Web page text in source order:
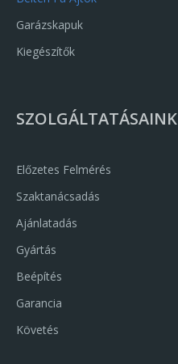
Garázskapuk
Kiegészítők
SZOLGÁLTATÁSAINK
Előzetes Felmérés
Szaktanácsadás
Ajánlatadás
Gyártás
Beépítés
Garancia
Követés